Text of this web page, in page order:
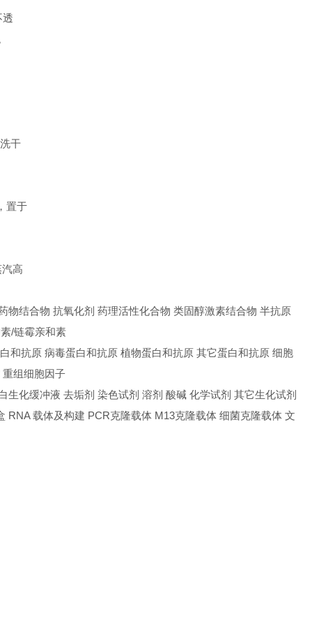
透
干
置于
高
物结合物 抗氧化剂 药理活性化合物 类固醇激素结合物 半抗原
/链霉亲和素
和抗原 病毒蛋白和抗原 植物蛋白和抗原 其它蛋白和抗原 细胞
组细胞因子
生化缓冲液 去垢剂 染色试剂 溶剂 酸碱 化学试剂 其它生化试剂
RNA 载体及构建 PCR克隆载体 M13克隆载体 细菌克隆载体 文